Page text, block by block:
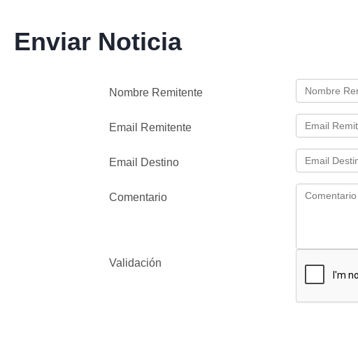
Enviar Noticia
Nombre Remitente
Email Remitente
Email Destino
Comentario
Validación